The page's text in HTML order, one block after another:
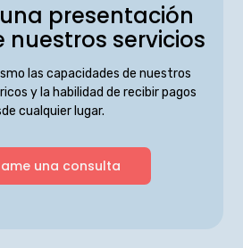
presentación
servicios
las capacidades de nuestros
y la habilidad de recibir pagos
cualquier lugar.
una consulta